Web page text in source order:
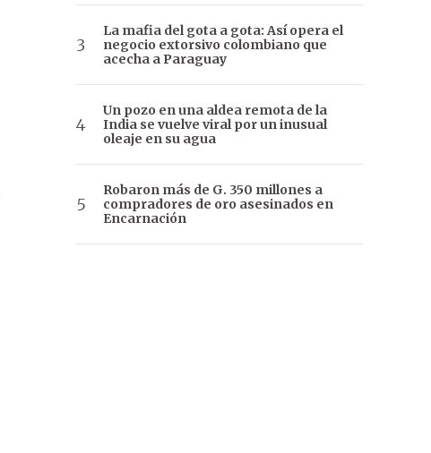
La mafia del gota a gota: Así opera el
negocio extorsivo colombiano que
acecha a Paraguay
Un pozo en una aldea remota de la
India se vuelve viral por un inusual
oleaje en su agua
Robaron más de G. 350 millones a
compradores de oro asesinados en
Encarnación